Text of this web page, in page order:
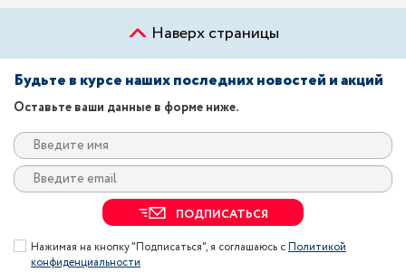
Наверх страницы
Будьте в курсе наших последних новостей и акций
Оставьте ваши данные в форме ниже.
ПОДПИСАТЬСЯ
Нажимая на кнопку "Подписаться", я соглашаюсь сПолитикой
конфиденциальности